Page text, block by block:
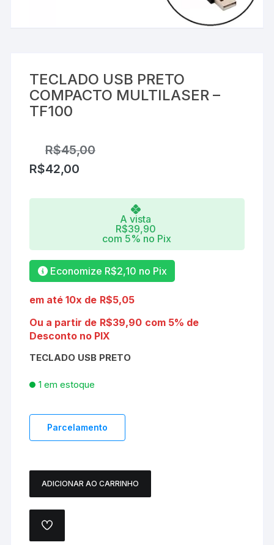
TECLADO USB PRETO
COMPACTO MULTILASER –
TF100
R$45,00
R$42,00
A vista
R$39,90
com 5% no Pix
Economize R$2,10 no Pix
em até 10x de R$5,05
Ou a partir de R$39,90 com 5% de
Desconto no PIX
TECLADO USB PRETO
1 em estoque
Parcelamento
PRETO
ADICIONAR AO CARRINHO
ADICIONAR
A